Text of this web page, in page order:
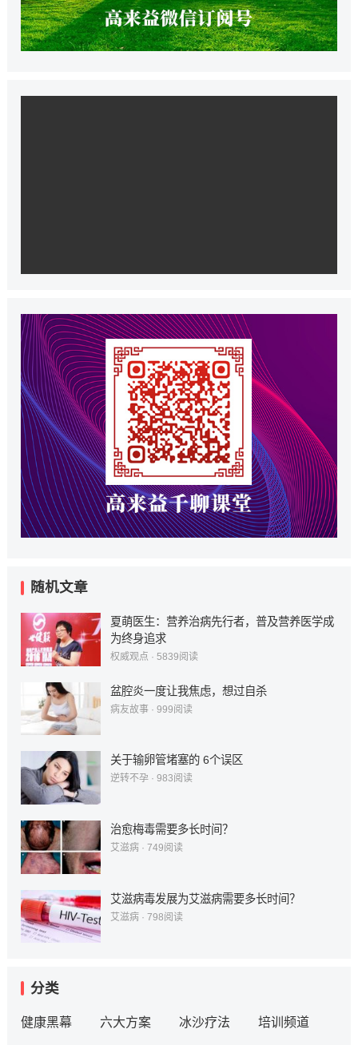
随机文章
夏萌医生：营养治病先行者，普及营养医学成
为终身追求
权威观点 · 5839阅读
盆腔炎一度让我焦虑，想过自杀
病友故事· 999阅读
关于输卵管堵塞的 6个误区
逆转不孕· 983阅读
治愈梅毒需要多长时间？
艾滋病· 749阅读
艾滋病毒发展为艾滋病需要多长时间？
艾滋病· 798阅读
分类
健康黑幕 六大方案 冰沙疗法 培训频道